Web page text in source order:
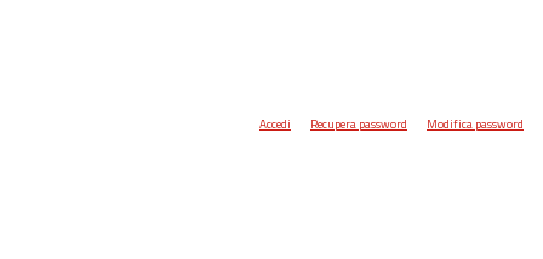
Accedi Recupera password Modifica password